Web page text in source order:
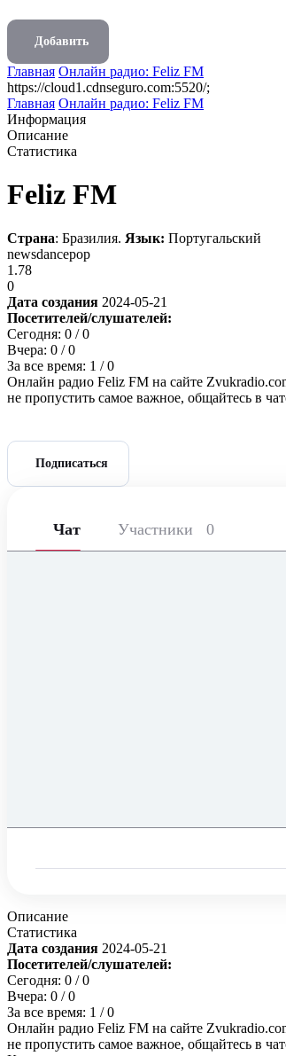
Добавить
Главная Онлайн радио: Feliz FM
https://cloud1.cdnseguro.com:5520/;
Главная Онлайн радио: Feliz FM
Информация
Описание
Статистика
Feliz FM
Страна: Бразилия. Язык: Португальский
newsdancepop
1.78
0
Дата создания 2024-05-21
Посетителей/слушателей:
Сегодня: 0 / 0
Вчера: 0 / 0
За все время: 1 / 0
Онлайн радио Feliz FM на сайте
не пропустить самое важное, общайтесь в
Подписаться
Чат Участники 0
Описание
Статистика
Дата создания 2024-05-21
Посетителей/слушателей:
Сегодня: 0 / 0
Вчера: 0 / 0
За все время: 1 / 0
Онлайн радио Feliz FM на сайте
не пропустить самое важное, общайтесь в